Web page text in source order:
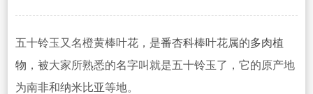
五十铃玉又名橙黄棒叶花，是番杏科棒叶花属的多肉植
物 ，被大家所熟悉的名字叫就是五十铃玉了，它的原产地
为南非和纳米比亚等地。